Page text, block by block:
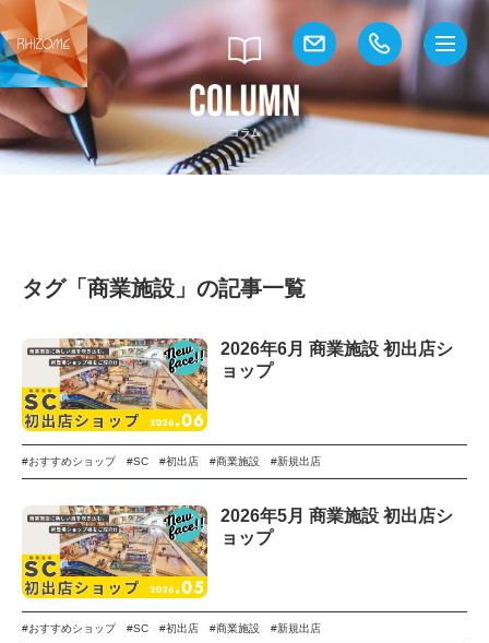
タグ「商業施設」の記事一覧
2026年6月 商業施設 初出店シ
ョップ
#おすすめショップ #SC #初出店 #商業施設 #新規出店
2026年5月 商業施設 初出店シ
ョップ
#おすすめショップ #SC #初出店 #商業施設 #新規出店